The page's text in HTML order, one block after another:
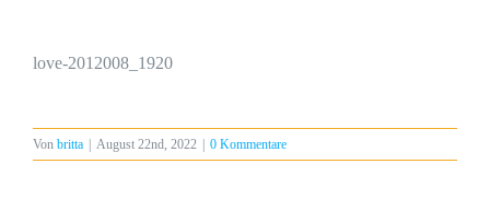
love-2012008_1920
Von britta | August 22nd, 2022 | 0 Kommentare